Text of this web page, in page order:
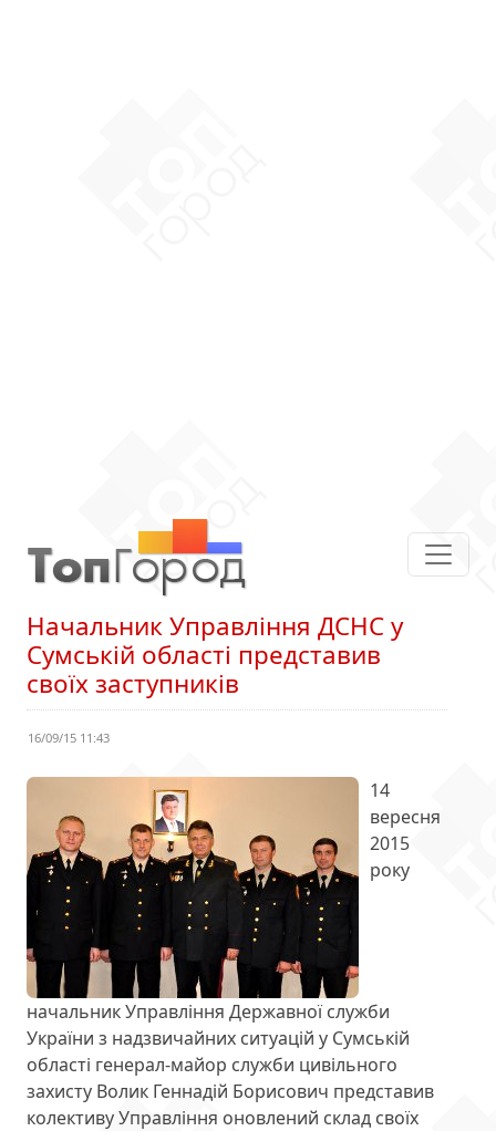
Начальник Управління ДСНС у
Сумській області представив
своїх заступників
16/09/15 11:43
14
вересня
2015
року
начальник Управління Державної служби
України з надзвичайних ситуацій у Сумській
області генерал-майор служби цивільного
захисту Волик Геннадій Борисович представив
колективуУправління оновлений склад своїх